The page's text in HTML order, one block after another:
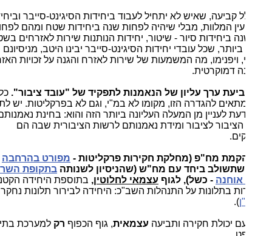
קביעה, שאיש לא יתחיל לעבוד ביחידות הסיגינט-סייבר וביחידות
המלוות, מבלי שיהיה לפחות שנה ביחידות שטח ומהם לפחות
ביחידות סיור - שיטור, יחידות הנותנות שירות לאזרחים בשטח.
שכל עובדי יחידות הסיגינט-סייבר יבינו היטב, מניסיונם
ויפנימו, מה המשמעות של שירות לאזרח והגנה על זכויות האזרח
דמוקרטית.
ערך עליון של הנאמנות לתפקיד של "עובד ציבור".כל מי
להגדרה הזו, מקומו לא במ"י, וגם לא בפרקליטות. יש לתת
לעניין מן המעלה העליונה ביותר הזה והוא: בחינת נאמנותם של
הציבור לציבור ומידת נאמנותם לרשות הציבורית שבה הם
מח"פ (מחלקת חקירות פרקליטות -מפורט בהרחבה
שתשולב ביחד עם מח"ש (שהניסיון לשנותהבתקופת השר
- כשל), לגוףעצמאי לחלוטין,בתוספת היחידה הקטנה
בתלונות על התנהלות השב"כ: היחידה לבירור תלונות נחקרים
יכולת חקירה ותביעהעצמאית, גוף הכפוףרקלמערכת בתי